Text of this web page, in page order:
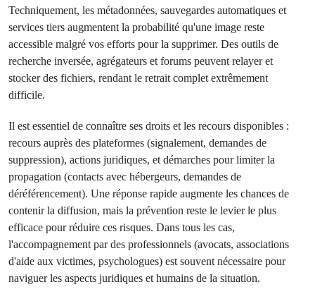
Techniquement, les métadonnées, sauvegardes automatiques et
services tiers augmentent la probabilité qu'une image reste
accessible malgré vos efforts pour la supprimer. Des outils de
recherche inversée, agrégateurs et forums peuvent relayer et
stocker des fichiers, rendant le retrait complet extrêmement
difficile.
Il est essentiel de connaître ses droits et les recours disponibles :
recours auprès des plateformes (signalement, demandes de
suppression), actions juridiques, et démarches pour limiter la
propagation (contacts avec hébergeurs, demandes de
déréférencement). Une réponse rapide augmente les chances de
contenir la diffusion, mais la prévention reste le levier le plus
efficace pour réduire ces risques. Dans tous les cas,
l'accompagnement par des professionnels (avocats, associations
d'aide aux victimes, psychologues) est souvent nécessaire pour
naviguer les aspects juridiques et humains de la situation.